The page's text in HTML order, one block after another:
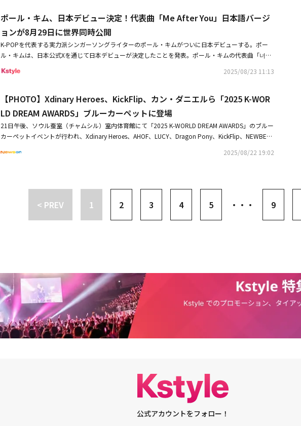
り、日本語バージョンの方がロマンティックに聞こえるような気がしています。三吉彩花の熱演に感
激「隣でハイボールを飲みながら」――ミュージックビデオには三吉彩花さんが出演されていますが、三
吉さんのことはご存じでしたか？ポール・キム：知っていましたが、このように会うことができると
は思っていませんでした。とても韓国語が上手だと聞いていました。またNetflixの「今際の国のアリ
た時の感想を教えてください。ポール・キム：普通は映像を撮ったら、そこから何度も編集をしま
でした。最初のシーンで、寝ていた三吉さんが目を開けるのと歌い出しのタイミングだけはこれがい
ジックビデオを見ながら音楽を聴く楽しさもあると思います。――ポール・キムさんも撮影に同行された
のでしょうか？ポール・キム：全部ではありませんが、一部シーンには同行しました。三吉さんは深
夜から出演してくれて、本当に苦労されたと思います。後半にお好み焼きを食べるシーンがあります
が、三吉さんがお好み焼きを食べながら撮影している時、僕は横でハイボールを飲みながらお好み焼
ますか？ポール・キム：僕はドラマや映画よりも、日本アニメが好きなんですが、以前よく観た映画
は、「ホノカアボーイ」「めがね」ですね。本当に大好きで、50回は観たのではないかと思いま
ら嫌になるものじゃないですか（笑）。なので、アニメだけ一生懸命に見ました（笑）。―― 今一番好
きな日本アニメは何ですか？ポール・キム：「鬼滅の刃」ですね。僕はいつも主人公を好きになるの
で、一番好きなキャラクターは炭治郎です。あとはジブリも本当に大好きです。全ての作品を観てい
ると思います。日本アーティストとのコラボを熱望？ J-POPへの愛情明かす――昨年、デビュー10年に
して初めて日本でファンコンサートを開催しましたが、特に印象深かったことはありますか？ポー
ル・キム：ファンコンサートの時はまず、古家さんがMCをしてくれたのですが、今回もラジオで古
家さんと会いました。いつもリードしてくださって、「古家さん最高」「大好き」です（笑）。そし
議でもありましたし、こんなに多様な年齢層の方たちが僕のことを好きでいてくれるんだと思い、と
ても嬉しかったです。韓国では20代、30代の方が一番多いです。50代の方もいらっしゃいますが、
それほど多くはなく、そのような場合は子供とお母さんが一緒に来たりということが多いです。ここ
では年上の方たちがたくさん来てくれて、「また来てね！」と言ってくれて、本当に嬉しかったで
す。――当時YUIさんや星野源さん、SMAPなどのカバーステージを披露しましたが、元々好きなアーティ
かりファンに届けようというサービス精神もまた、ファンを魅了してやまない。こうして2度目の「
Traffic Light （yours）」を見事に歌い上げると、会場からは大歓声が。ポール・キムもそんなファ
ンの姿を愛しそうに見つめながら、「皆さん、久しぶりです。ポール・キムです！」と改めて挨拶し
た。彼は、今回初めて日本でショーケースを開催することについて「ずっと待っていた僕のショーケ
しみにしていたんですけれど、心配もありました。ちなみに、今日まだ何も起こってないですよ
本留学？驚きのエピソード続々ここで、「すみませーん、お邪魔させていただいてよろしいでしょう
か？」という呼びか書けと共に、MCの藤原倫己が登場。ここまですべて日本語でファンとコミュニ
ケーションをとっていたポール・キムの流ちょうな日本語を絶賛し、「まずはジャパンデビューおめ
でとうございます！」と盛大に彼をお祝いした。会場からは、改めて盛大な歓声と拍手が鳴り響い
た。藤原倫己から「今のお気持ちは？」と聞かれると、ポール・キムは「まず、羽田空港にこんな場
所があるって知らなかったです」と一言。空港内にホールがあるという事実に、驚きを隠せない様子
で「びっくりしました」と笑顔を見せた。ユーモアセンスあふれる切り返しに、会場は一気に和やか
キムを深掘りする」というテーマで、改めて彼のプロフィールをおさらい。「88年2月11日生まれ」
などの基本的な情報はもちろん、ニュージーランドと日本での留学経験から韓国語のほかに英語、日
れた。日本での生活が、歌手を夢見るきっかけになったというエピソードも。彼は「別府で学んでい
まででは」と謙遜しつつ、「ドラマの中で主人公の顔が大きく映るシーンで自分の歌声が流れると、
視聴者の中では『この歌手こんな顔なんだ』というイメージになるじゃないですか。これは個人的な
戦略です」とコメント。俳優のビジュアルに便乗する気満々であることを告白して、笑いを誘った。
ドラマの名シーンが蘇る珠玉のバラード、日本デビュー曲の初披露も！トークがひと段落すると、い
よいよ本格的にステージがスタート。ドラマ「ロマンスは必然に」の「Every Day, Every Momen
t」、「涙の女王」の「Can't Get Over You」と、多くの視聴者を魅了したOSTを2曲続けて歌唱。繊
細な表現力と、ドラマの情景が思い浮かぶような魅惑的な歌声に、思わず目を潤ませるファンの姿も
ファンの歌声を聴かせてほしいと促すなど、ファンへの愛情表現を欠かさなかった。彼の温かいコミ
ュニケーションによって会場は瞬く間に一体感に包まれ、感動のステージはファンに大きな余韻を残
した。ステージを終えて2度目のトークコーナーに入ると、日本デビュー曲「君に会い（Me After Yo
u）」に関するエピソードも。三吉彩花が出演したことでも話題を集めていたミュージックビデオに
た、ということが表現されている。ポール・キムも「どんなことがあっても、君と一緒ならこの先も
二人で歩んでいける――そんな気持ちを、この曲を通して伝えられたら嬉しいです」とコメント。本作の
ミュージックビデオには、俳優・モデルの 三吉彩花が特別出演。彼女の凛とした存在感と繊細な表
現力が、ポール・キムの歌声と重なり合い、楽曲の世界観をさらに深く鮮やかに描き出している。過
去には「Cant Get Over You」（涙の女王）、「So Long」（ホテルデルーナ）、「About You」（良
くも、悪くも、だって母親）等、様々なドラマや映画のOSTを担当してきたポール・キム。2025年9
とになりました。そして、この曲からスタートできることをとても嬉しく思います。これからももっ
ともっと素敵な音楽を届けられるように頑張りますので、ぜひ楽しみにしていてください(^^)■リリ
ース情報Paul Kim「君に会い (Me After You)」リリース日：2025年8月29日（金）配信Linkはこちら
レーベル：Whyes EntertainmentCopyright：Paul Kim, Donnie J, Joseph K■公演情報Paul Kim Jap
名先着）■関連リンク・ポール・キム日本公式ファンクラブ・ポール・キム日本公式X
ポール・キム、日本デビュー決定！代表曲「Me After You」日本語バージ
ョンが8月29日に世界同時公開
K-POPを代表する実力派シンガーソングライターのポール・キムがついに日本デビューする。ポー
ル・キムは、日本公式Xを通じて日本デビューが決定したことを発表。ポール・キムの代表曲「너를
時全世界同時公開される。公式Xでは「長い時間をかけて準備してきたこの瞬間。日本のファンの皆
と、日本デビューに期待を高めている。また、ポール・キムは、「君に会い（Me After You）」公開
後の9月1日には、日本デビューショーケースを開催。東京・TIAT SKY HALLにて無料にて行う。詳細
は後日発表予定だ。📢お知らせお待たせしました！Paul Kim、ついに日本デビュー決定！代表曲「너
를 만나 (Me After You)」が待望の日本語バージョンとして生まれ変わります。🎵 『君に会い (Me Afte
r You)』2025年8月29日(金) 0:00 全世界同時公開長い時間をかけて準備してきたこの瞬間。 pic.twitt
er.com/KqlSp124oh&mdash; 폴킴 (Paul Kim) JP (@paulkim_jptwt) August 21, 2025 ■リリース情
2025/08/23 11:13
【PHOTO】Xdinary Heroes、KickFlip、カン・ダニエルら「2025 K-WOR
LD DREAM AWARDS」ブルーカーペットに登場
21日午後、ソウル蚕室（チャムシル）室内体育館にて「2025 K-WORLD DREAM AWARDS」のブルー
カーペットイベントが行われ、Xdinary Heroes、AHOF、LUCY、Dragon Pony、KickFlip、NEWBEA
ネ、MCのチョン・ヒョンム＆チャン・ドヨンが出席した。同イベントには、BTOB、Stray Kids、TO
WER、Dragon Pony、歌手パク・ソジン、パク・ジヒョンらが出演した。・世界のK-POPファン集
ray Kids「2025 K-WORLD DREAM AWARDS」ブルーカーペットに登場
2025/08/22 19:02
< PREV 1 2 3 4 5 ・・・ 9
公式アカウントをフォロー！